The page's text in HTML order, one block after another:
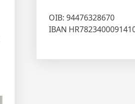
OIB: 94476328670
IBAN